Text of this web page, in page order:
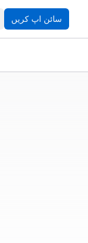
سائن اپ کریں